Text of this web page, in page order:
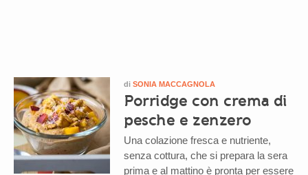
di SONIA MACCAGNOLA
Porridge con crema di
pesche e zenzero
Una colazione fresca e nutriente,
senza cottura, che si prepara la sera
prima e al mattino è pronta per essere